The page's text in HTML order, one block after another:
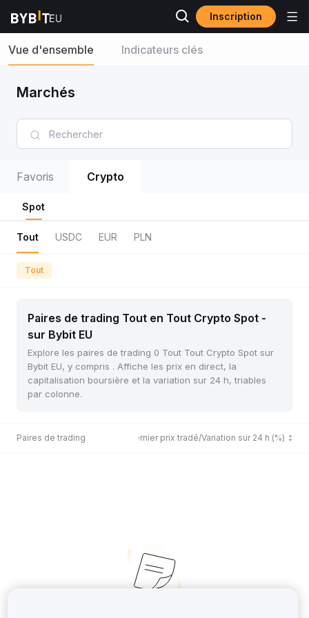
Inscription
Vue d'ensemble Indicateurs clés
Marchés
Favoris Crypto
Spot
Tout USDC EUR PLN
Tout
Paires de trading Tout en Tout Crypto Spot -
sur Bybit EU
Explore les paires de trading 0 Tout Tout Crypto Spot sur
Bybit EU, y compris . Affiche les prix en direct, la
capitalisation boursière et la variation sur 24 h, triables
par colonne.
Paires de trading Dernier prix tradé/Variation sur 24 h (%)